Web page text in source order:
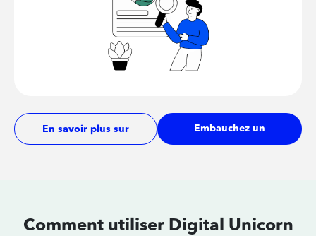
En savoir plus sur Embauchez un
Comment utiliser Digital Unicorn